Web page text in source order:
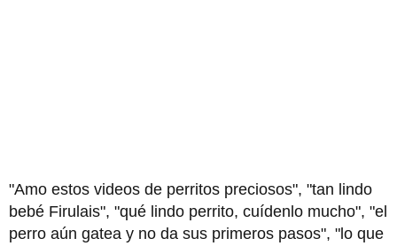
"Amo estos videos de perritos preciosos", "tan lindo
bebé Firulais", "qué lindo perrito, cuídenlo mucho", "el
perro aún gatea y no da sus primeros pasos", "lo que